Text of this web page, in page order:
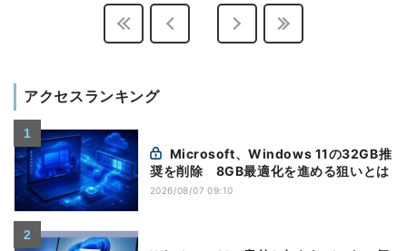
アクセスランキング
奨を削除 8GB最適化を進める狙いとは
2026/08/07 09:10